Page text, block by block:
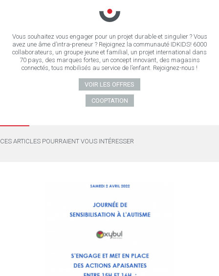
Vous souhaitez vous engager pour un projet durable et singulier ? Vous
avez une âme d’intra-preneur ? Rejoignez la communauté IDKIDS! 6000
collaborateurs, un groupe jeune et familial, un projet international dans
70 pays, des marques fortes, un concept innovant, des magasins
connectés, tous mobilisés au service de l’enfant. Rejoignez-nous !
VOIR LES OFFRES
COOPTATION
CES ARTICLES POURRAIENT VOUS INTÉRESSER